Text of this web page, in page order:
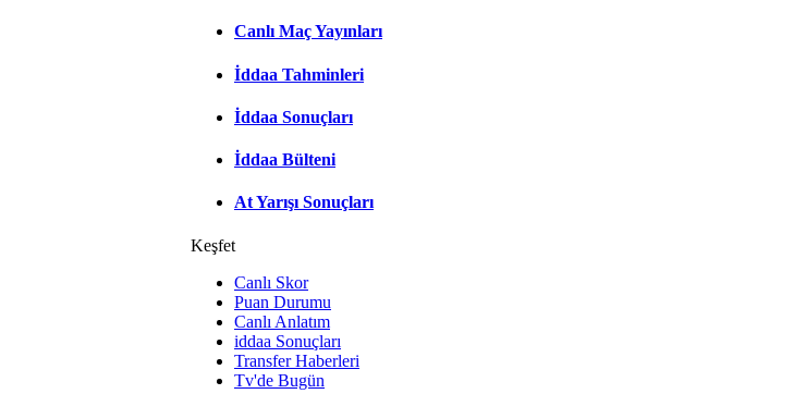
Canlı Maç Yayınları
İddaa Tahminleri
İddaa Sonuçları
İddaa Bülteni
At Yarışı Sonuçları
Keşfet
Canlı Skor
Puan Durumu
Canlı Anlatım
iddaa Sonuçları
Transfer Haberleri
Tv'de Bugün